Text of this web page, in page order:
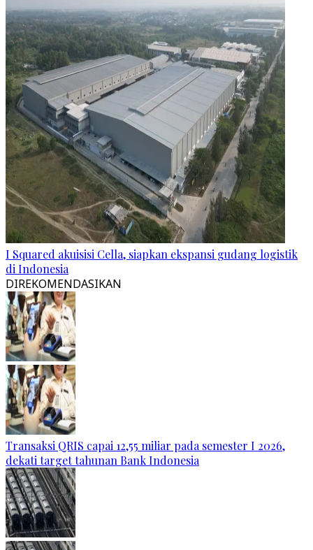
I Squared akuisisi Cella, siapkan ekspansi gudang logistik
di Indonesia
DIREKOMENDASIKAN
Transaksi QRIS capai 12,55 miliar pada semester I 2026,
dekati target tahunan Bank Indonesia